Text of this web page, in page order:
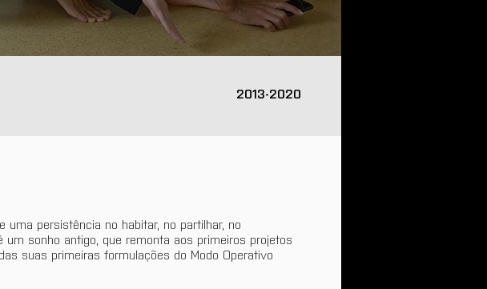
2013-2020
persistência no habitar, no partilhar, no
sonho antigo, que remonta aos primeiros projetos
suas primeiras formulações do Modo Operativo